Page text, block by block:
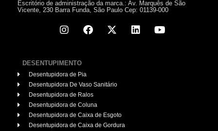
Escritório de administração da marca.: Av. Marquês de São
Vicente, 230 Barra Funda, São Paulo Cep: 01139-000
DESENTUPIMENTO
Desentupidora de Pia
Desentupidora De Vaso Sanitário
Desentupidora de Ralos
Desentupidora de Coluna
Desentupidora de Caixa de Esgoto
Desentupidora de Caixa de Gordura